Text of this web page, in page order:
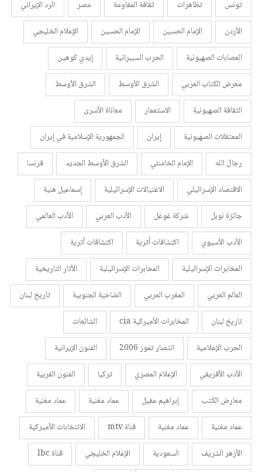
تونس
تظاهرات ثقافة المقاومة مصر
الرد الإيراني
الأردن
الإمام الحسين الإمام الحسين
الإعلام الخليجي
العصابات الصهيونية
الحرب السيبرانية
إيدي كوهين
معرض الكتاب العربي
الشرق الأوسط
الشرق الأوسط
الثقافة الصهيونية
الاستعمار
معاناة الأسرى
المعتقلات الصهيونية
إيران
الجمهورية الإسلامية في إيران
رجال الله
الإمام الخامنئي الشرق الأوسط الجديد
فرنسا
الاقتصاد الإسرائيلي
الاغتيالات الإسرائيلية
إسماعيل هنية
جائزة نوبل
شركة غوغل الأدب العربي
الأدب العالمي
الأدب الأسيوي
اكتشافات أثرية
اكتشافات أثرية
المخابرات الإسرائيلية
المخابرات الإسرائيلية
الأثار التاريخية
العالم العربي
المغرب العربي الضاحية الجنوبية
تاريخ لبنان
تاريخ لبنان
المخابرات الأميركية cia
الشائعات
الحرب الإعلامية
انتصار تموز 2006
الفنون الإيرانية
الأدب الأفريقي
الإعلام المصري تركيا
الفنون الغربية
معارض الكتب
إبراهيم عقيل عماد مغنية
عماد مغنية
عماد مغنية
عماد مغنية قناة mtv
الانتخابات الأميركية
الأزهر الشريف
السعودية الإعلام الخليجي
قناة lbc